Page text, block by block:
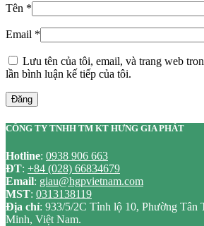
Tên *
Email *
Lưu tên của tôi, email, và trang web
lần bình luận kế tiếp của tôi.
Đăng
CÔNG TY TNHH TM KT HƯNG GIA PHÁT
Hotline: 0938 906 663
ĐT: +84 (028) 66834679
Email: giau@hgpvietnam.com
MST: 0313138119
Địa chỉ: 933/5/2C Tỉnh lộ 10, Phường Tân
Minh, Việt Nam.